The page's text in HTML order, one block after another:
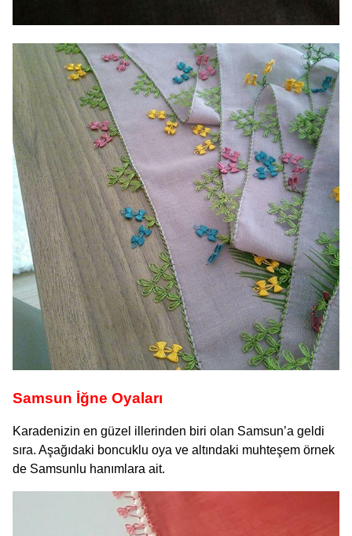
Samsun İğne Oyaları
Karadenizin en güzel illerinden biri olan Samsun’a geldi
sıra. Aşağıdaki boncuklu oya ve altındaki muhteşem örnek
de Samsunlu hanımlara ait.